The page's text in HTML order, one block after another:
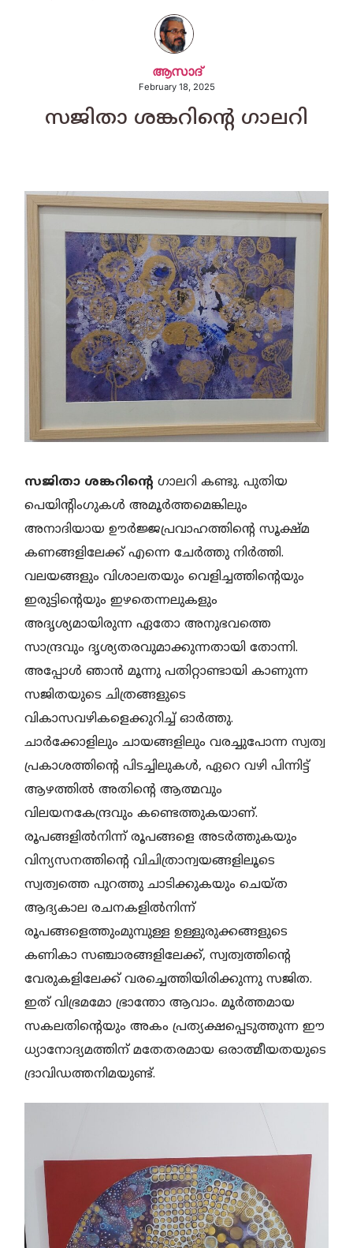
ആസാദ്
February 18, 2025
സജിതാ ശങ്കറിന്റെ ഗാലറി
സജിതാ ശങ്കറിന്റെ ഗാലറി കണ്ടു. പുതിയ
പെയിന്റിംഗുകൾ അമൂർത്തമെങ്കിലും
അനാദിയായ ഊർജ്ജപ്രവാഹത്തിന്റെ സൂക്ഷ്മ
കണങ്ങളിലേക്ക് എന്നെ ചേർത്തു നിർത്തി.
വലയങ്ങളും വിശാലതയും വെളിച്ചത്തിന്റെയും
ഇരുട്ടിന്റെയും ഇഴതെന്നലുകളും
അദൃശ്യമായിരുന്ന ഏതോ അനുഭവത്തെ
സാന്ദ്രവും ദൃശ്യതരവുമാക്കുന്നതായി തോന്നി.
അപ്പോൾ ഞാൻ മൂന്നു പതിറ്റാണ്ടായി കാണുന്ന
സജിതയുടെ ചിത്രങ്ങളുടെ
വികാസവഴികളെക്കുറിച്ച് ഓർത്തു.
ചാർക്കോളിലും ചായങ്ങളിലും വരച്ചുപോന്ന സ്വത്വ
പ്രകാശത്തിന്റെ പിടച്ചിലുകൾ, ഏറെ വഴി പിന്നിട്ട്
ആഴത്തിൽ അതിന്റെ ആത്മവും
വിലയനകേന്ദ്രവും കണ്ടെത്തുകയാണ്.
രൂപങ്ങളിൽനിന്ന് രൂപങ്ങളെ അടർത്തുകയും
വിന്യസനത്തിന്റെ വിചിത്രാന്വയങ്ങളിലൂടെ
സ്വത്വത്തെ പുറത്തു ചാടിക്കുകയും ചെയ്ത
ആദ്യകാല രചനകളിൽനിന്ന്
രൂപങ്ങളെത്തുംമുമ്പുള്ള ഉള്ളുരുക്കങ്ങളുടെ
കണികാ സഞ്ചാരങ്ങളിലേക്ക്, സ്വത്വത്തിന്റെ
വേരുകളിലേക്ക് വരച്ചെത്തിയിരിക്കുന്നു സജിത.
ഇത് വിഭ്രമമോ ഭ്രാന്തോ ആവാം. മൂർത്തമായ
സകലതിന്റെയും അകം പ്രത്യക്ഷപ്പെടുത്തുന്ന ഈ
ധ്യാനോദ്യമത്തിന് മതേതരമായ ഒരാത്മീയതയുടെ
ദ്രാവിഡത്തനിമയുണ്ട്.